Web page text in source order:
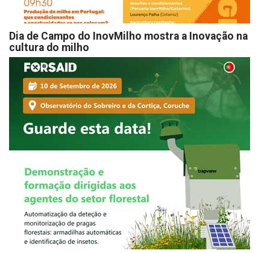
Dia de Campo do InovMilho mostra a Inovação na
cultura do milho